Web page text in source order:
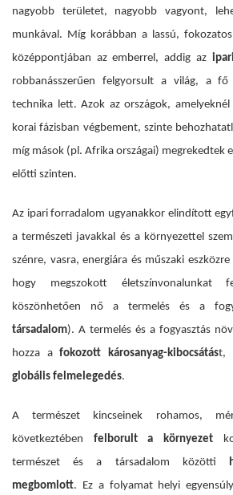
nagyobb területet, nagyobb vagyont,
munkával. Míg korábban a lassú,
középpontjában az emberrel, addig az
robbanásszerűen felgyorsult a világ, a
technika lett. Azok az országok,
korai fázisban végbement, szinte
míg mások (pl. Afrika országai) megrekedtek
előtti szinten.
Az ipari forradalom ugyanakkor elindított
a természeti javakkal és a környezettel
szénre, vasra, energiára és műszaki
hogy megszokott életszínvonalunkat
köszönhetően nő a termelés és a
társadalom). A termelés és a fogyasztás
hozza a fokozott károsanyag-kibocsátást,
globális felmelegedés.
A természet kincseinek rohamos,
következtében felborulta környezet
természet és a társadalom közötti
megbomlott. Ez a folyamat helyi